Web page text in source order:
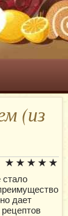
(из
стало
дает